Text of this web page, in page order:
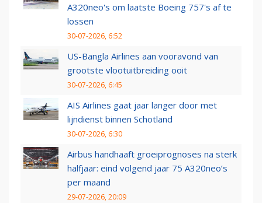
A320neo's om laatste Boeing 757's af te
lossen
30-07-2026, 6:52
US-Bangla Airlines aan vooravond van
grootste vlootuitbreiding ooit
30-07-2026, 6:45
AIS Airlines gaat jaar langer door met
lijndienst binnen Schotland
30-07-2026, 6:30
Airbus handhaaft groeiprognoses na sterk
halfjaar: eind volgend jaar 75 A320neo’s
per maand
29-07-2026, 20:09